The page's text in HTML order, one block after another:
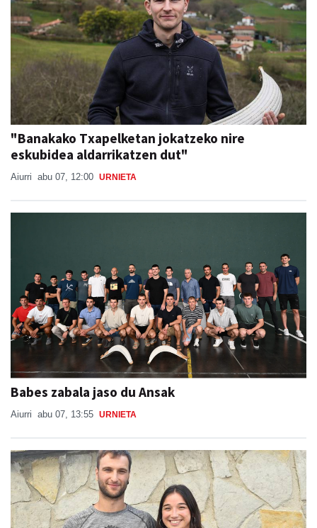
"Banakako Txapelketan jokatzeko nire
eskubidea aldarrikatzen dut"
Aiurri abu 07, 12:00 URNIETA
Babes zabala jaso du Ansak
Aiurri abu 07, 13:55 URNIETA